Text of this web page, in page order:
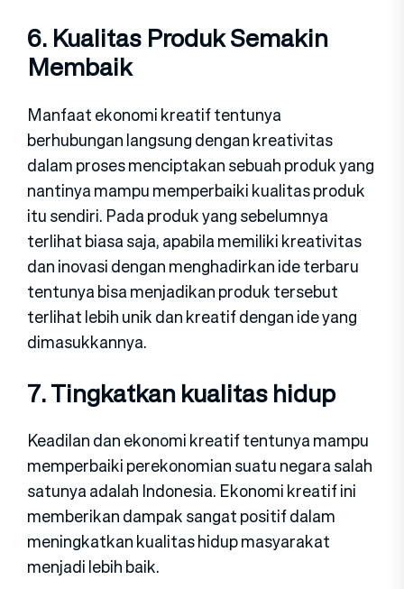
6. Kualitas Produk Semakin
Membaik
Manfaat ekonomi kreatif tentunya
berhubungan langsung dengan kreativitas
dalam proses menciptakan sebuah produk yang
nantinya mampu memperbaiki kualitas produk
itu sendiri. Pada produk yang sebelumnya
terlihat biasa saja, apabila memiliki kreativitas
dan inovasi dengan menghadirkan ide terbaru
tentunya bisa menjadikan produk tersebut
terlihat lebih unik dan kreatif dengan ide yang
dimasukkannya.
7. Tingkatkan kualitas hidup
Keadilan dan ekonomi kreatif tentunya mampu
memperbaiki perekonomian suatu negara salah
satunya adalah Indonesia. Ekonomi kreatif ini
memberikan dampak sangat positif dalam
meningkatkan kualitas hidup masyarakat
menjadi lebih baik.